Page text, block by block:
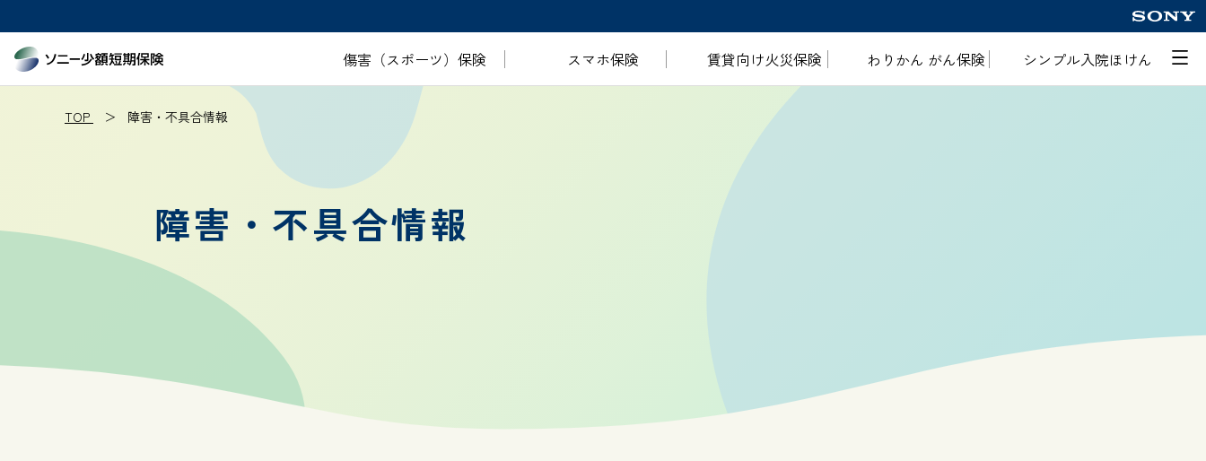
傷害（スポーツ） 保険 スマホ保険 賃貸向け火災保険 わりかん がん保険 シンプル入院ほけん
TOP 障害・不具合情報
障害・不具合情報